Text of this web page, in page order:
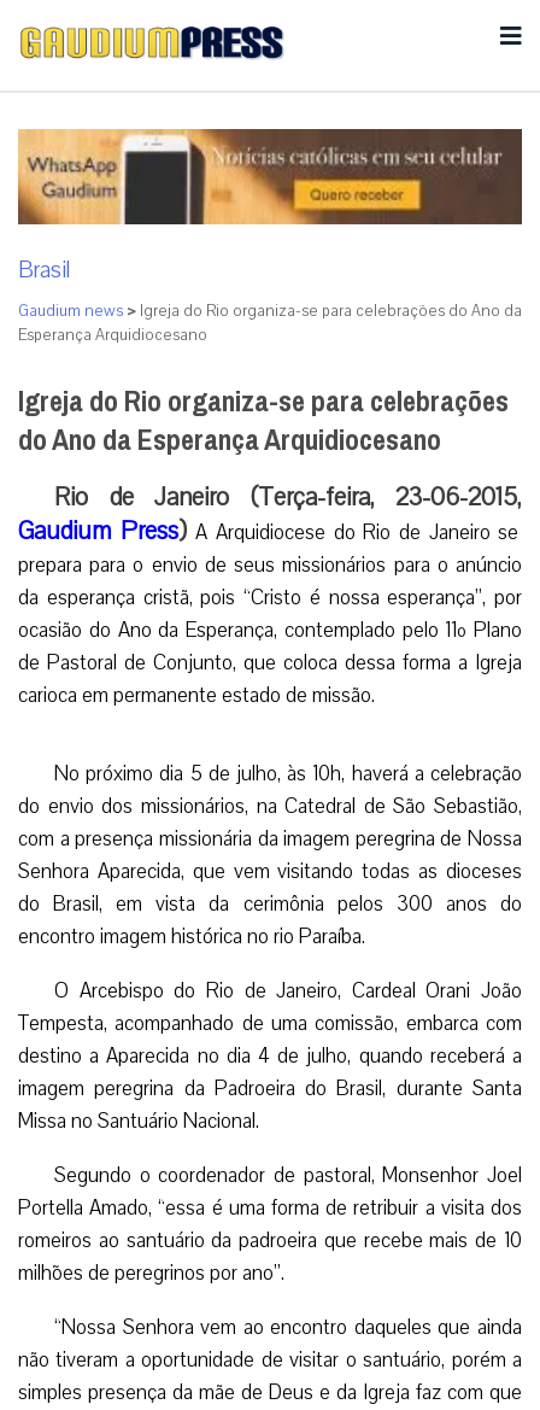
Brasil
Gaudium news > Igreja do Rio organiza-se para celebrações do Ano da
Esperança Arquidiocesano
Igreja do Rio organiza-se para celebrações
do Ano da Esperança Arquidiocesano
Rio de Janeiro (Terça-feira, 23-06-2015,
Gaudium Press)A Arquidiocese do Rio de Janeiro se
prepara para o envio de seus missionários para o anúncio
da esperança cristã, pois “Cristo é nossa esperança”, por
ocasião do Ano da Esperança, contemplado pelo 11º Plano
de Pastoral de Conjunto, que coloca dessa forma a Igreja
carioca em permanente estado de missão.
No próximo dia 5 de julho, às 10h, haverá a celebração
do envio dos missionários, na Catedral de São Sebastião,
com a presença missionária da imagem peregrina de Nossa
Senhora Aparecida, que vem visitando todas as dioceses
do Brasil, em vista da cerimônia pelos 300 anos do
encontro imagem histórica no rio Paraíba.
O Arcebispo do Rio de Janeiro, Cardeal Orani João
Tempesta, acompanhado de uma comissão, embarca com
destino a Aparecida no dia 4 de julho, quando receberá a
imagem peregrina da Padroeira do Brasil, durante Santa
Missa no Santuário Nacional.
Segundo o coordenador de pastoral, Monsenhor Joel
Portella Amado, “essa é uma forma de retribuir a visita dos
romeiros ao santuário da padroeira que recebe mais de 10
milhões de peregrinos por ano”.
“Nossa Senhora vem ao encontro daqueles que ainda
não tiveram a oportunidade de visitar o santuário, porém a
simples presença da mãe de Deus e da Igreja faz com que